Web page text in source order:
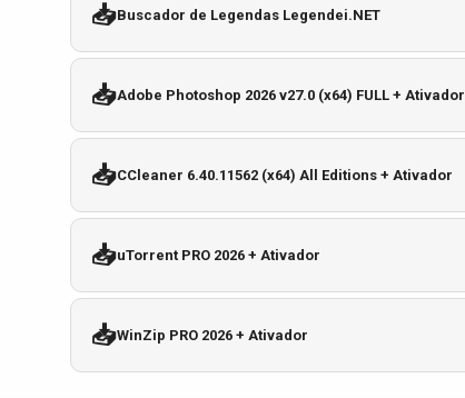
📥Buscador de Legendas Legendei.NET
📥Adobe Photoshop 2026 v27.0 (x64) FULL + Ativador
📥CCleaner 6.40.11562 (x64) All Editions + Ativador
📥uTorrent PRO 2026 + Ativador
📥WinZip PRO 2026 + Ativador